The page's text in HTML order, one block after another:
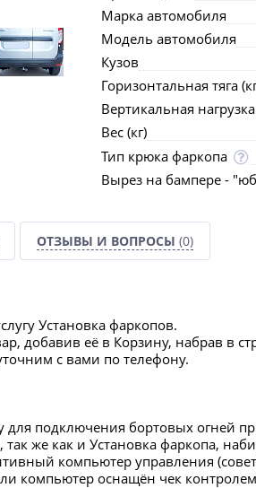
Марка автомобиля
Модель автомобиля
Кузов
Горизонтальная тяга
Вертикальная нагрузка
Вес (кг)
Тип крюка фаркопа
Вырез на бампере -
ОТЗЫВЫ И ВОПРОСЫ (0)
Установка фаркопов.
добавив её в Корзину, набрав в
с вами по телефону.
для подключения бортовых огней
так же как и Установка фаркопа,
компьютер управления
компьютер оснащён чек